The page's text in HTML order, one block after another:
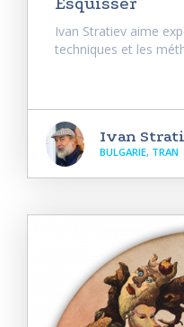
Ivan Stratiev aime
techniques et les
Ivan
BULGARIE, TRAN